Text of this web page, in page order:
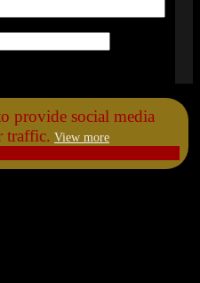
provide social media
traffic. View more